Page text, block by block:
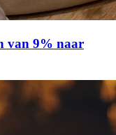
van 9% naar